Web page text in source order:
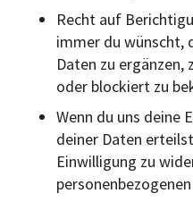
Recht auf
immer du wünscht,
Daten zu
oder blockiert zu
Wenn du uns deine
deiner Daten
Einwilligung zu